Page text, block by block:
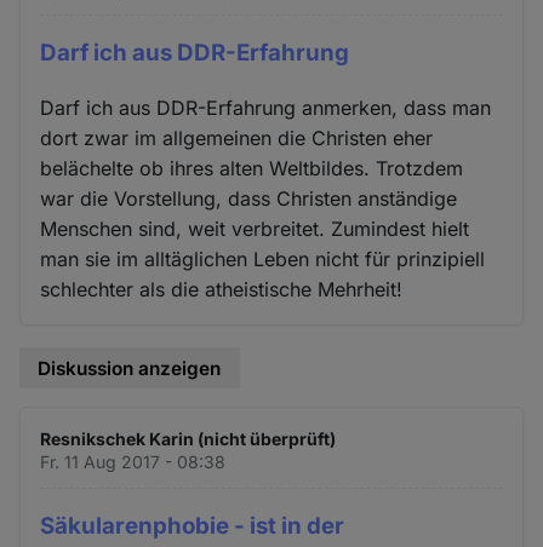
Darf ich aus DDR-Erfahrung
Darf ich aus DDR-Erfahrung anmerken, dass man
dort zwar im allgemeinen die Christen eher
belächelte ob ihres alten Weltbildes. Trotzdem
war die Vorstellung, dass Christen anständige
Menschen sind, weit verbreitet. Zumindest hielt
man sie im alltäglichen Leben nicht für prinzipiell
schlechter als die atheistische Mehrheit!
Diskussion anzeigen
Resnikschek Karin (nicht überprüft)
Fr. 11 Aug 2017 - 08:38
Säkularenphobie - ist in der